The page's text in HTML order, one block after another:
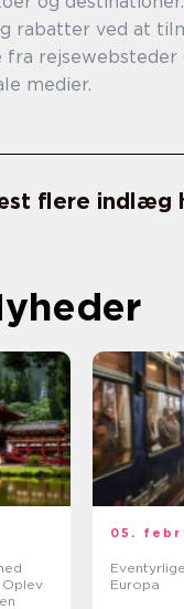
rabatter ved at
fra rejsewebsteder
medier.
flere indlæg
Oplev
05.
Europa